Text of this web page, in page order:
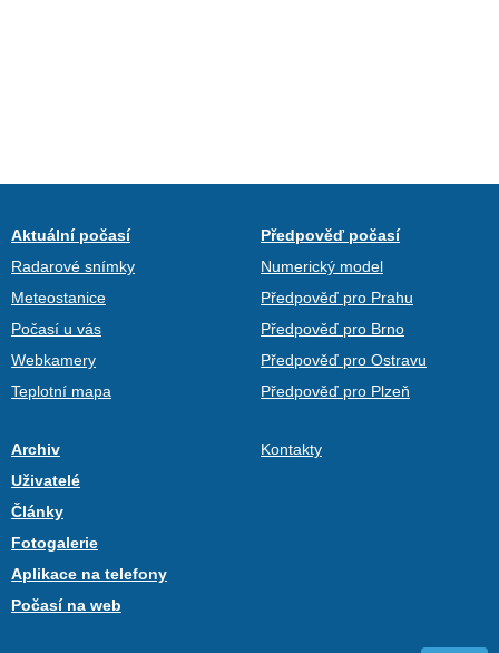
Aktuální počasí
Radarové snímky
Meteostanice
Počasí u vás
Webkamery
Teplotní mapa
Předpověď počasí
Numerický model
Předpověď pro Prahu
Předpověď pro Brno
Předpověď pro Ostravu
Předpověď pro Plzeň
Archiv
Uživatelé
Články
Fotogalerie
Aplikace na telefony
Počasí na web
Kontakty